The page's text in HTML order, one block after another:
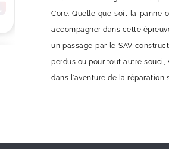
Core. Quelle que soit la panne
accompagner dans cette
un passage par le SAV
perdus ou pour tout autre souci,
dans l'aventure de la réparation